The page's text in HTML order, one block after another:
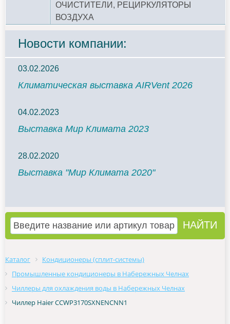
ОЧИСТИТЕЛИ, РЕЦИРКУЛЯТОРЫ
ВОЗДУХА
Новости компании:
03.02.2026
Климатическая выставка AIRVent 2026
04.02.2023
Выставка Мир Климата 2023
28.02.2020
Выставка "Мир Климата 2020"
Каталог
Кондиционеры (сплит-системы)
Промышленные кондиционеры в Набережных Челнах
Чиллеры для охлаждения воды в Набережных Челнах
Чиллер Haier CCWP3170SXNENCNN1